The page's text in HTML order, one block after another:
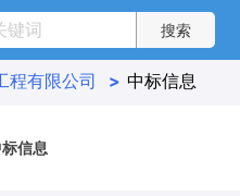
程有限公司 > 中标信息
信息